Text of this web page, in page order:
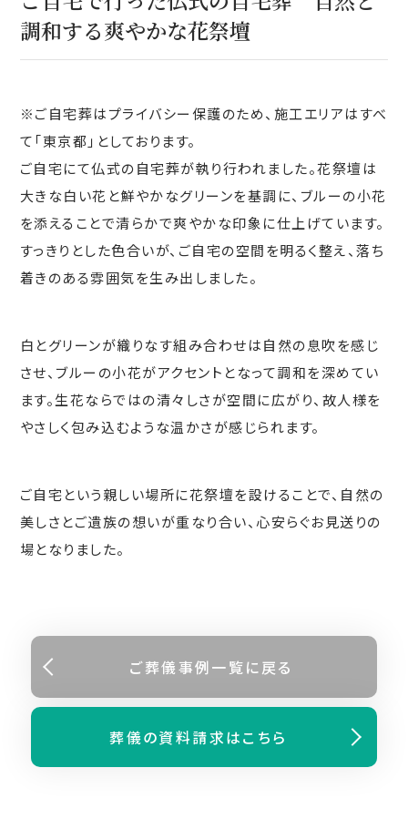
調和する爽やかな花祭壇
※ご自宅葬はプライバシー保護のため、施工エリアはすべ
て「東京都」としております。
ご自宅にて仏式の自宅葬が執り行われました。花祭壇は
大きな白い花と鮮やかなグリーンを基調に、ブルーの小花
を添えることで清らかで爽やかな印象に仕上げています。
すっきりとした色合いが、ご自宅の空間を明るく整え、落ち
着きのある雰囲気を生み出しました。
白とグリーンが織りなす組み合わせは自然の息吹を感じ
させ、ブルーの小花がアクセントとなって調和を深めてい
ます。生花ならではの清々しさが空間に広がり、故人様を
やさしく包み込むような温かさが感じられます。
ご自宅という親しい場所に花祭壇を設けることで、自然の
美しさとご遺族の想いが重なり合い、心安らぐお見送りの
場となりました。
ご葬儀事例⼀覧に戻る
葬儀の資料請求はこちら